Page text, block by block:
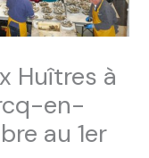
Huîtres à
en-
au 1er